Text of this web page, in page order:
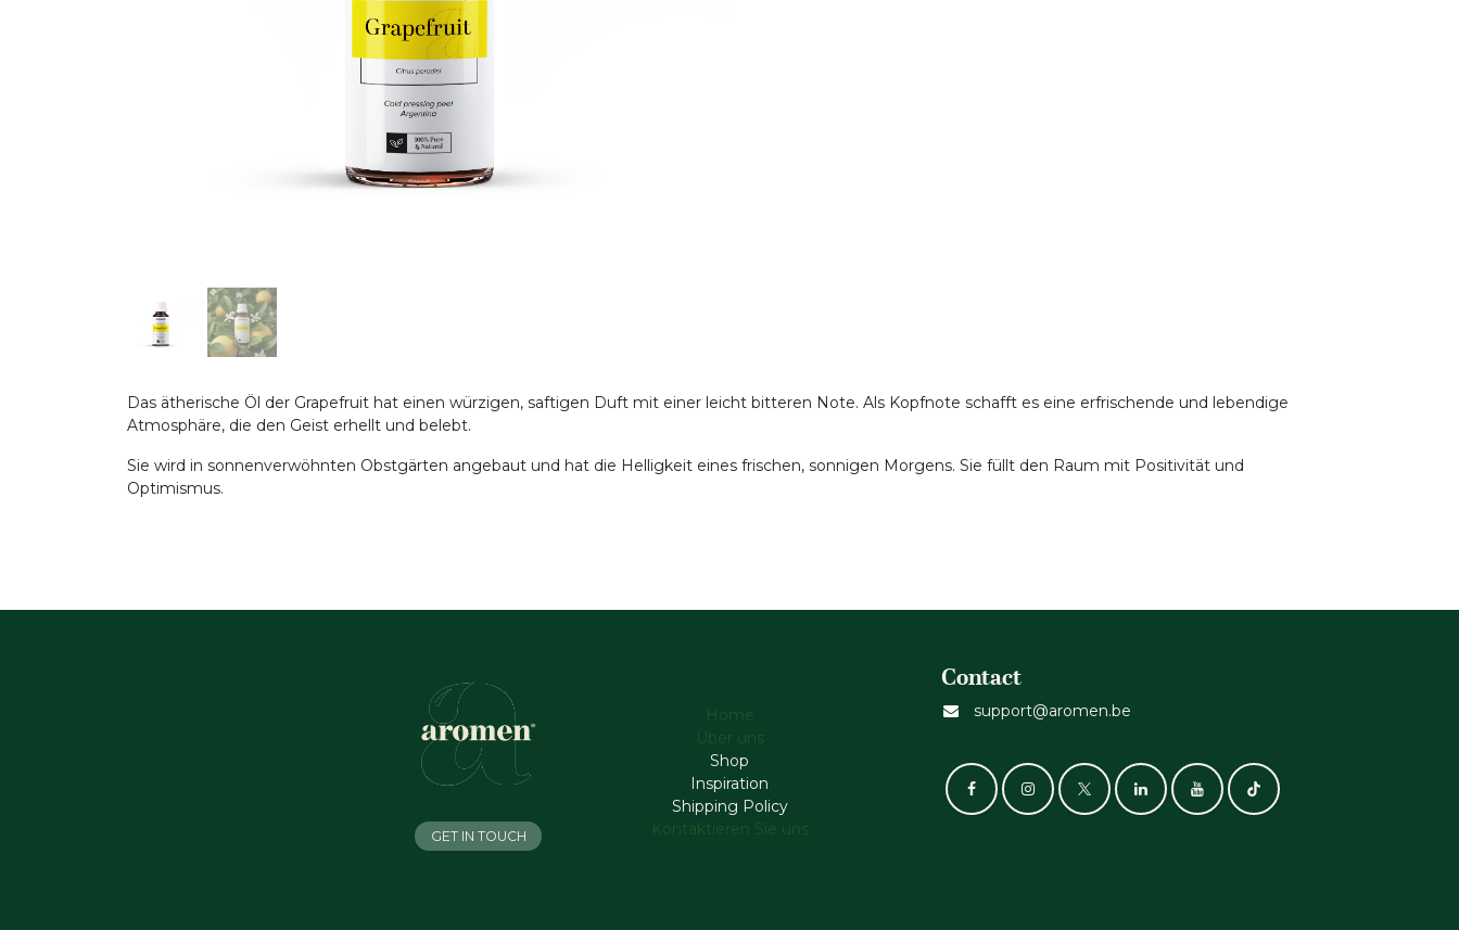
Das ätherische Öl der Grapefruit hat einen würzigen, saftigen Duft mit einer leicht bitteren Note. Als Kopfnote schafft es eine erfrischende und lebendige
Atmosphäre, die den Geist erhellt und belebt.
Sie wird in sonnenverwöhnten Obstgärten angebaut und hat die Helligkeit eines frischen, sonnigen Morgens. Sie füllt den Raum mit Positivität und
Optimismus.
Home
Über uns
Shop
Inspiration
Shipping Policy
Kontaktieren Sie uns
Contact
support@aromen.be
GET IN TOUCH